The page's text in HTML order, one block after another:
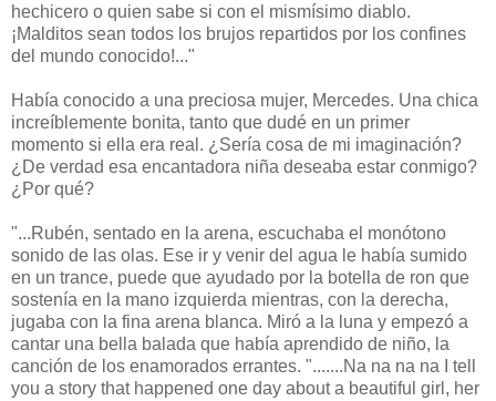
hechicero o quien sabe si con el mismísimo diablo.
¡Malditos sean todos los brujos repartidos por los confines
del mundo conocido!..."
Había conocido a una preciosa mujer, Mercedes. Una chica
increíblemente bonita, tanto que dudé en un primer
momento si ella era real. ¿Sería cosa de mi imaginación?
¿De verdad esa encantadora niña deseaba estar conmigo?
¿Por qué?
"...Rubén, sentado en la arena, escuchaba el monótono
sonido de las olas. Ese ir y venir del agua le había sumido
en un trance, puede que ayudado por la botella de ron que
sostenía en la mano izquierda mientras, con la derecha,
jugaba con la fina arena blanca. Miró a la luna y empezó a
cantar una bella balada que había aprendido de niño, la
canción de los enamorados errantes. ".......Na na na na I tell
you a story that happened one day about a beautiful girl, her